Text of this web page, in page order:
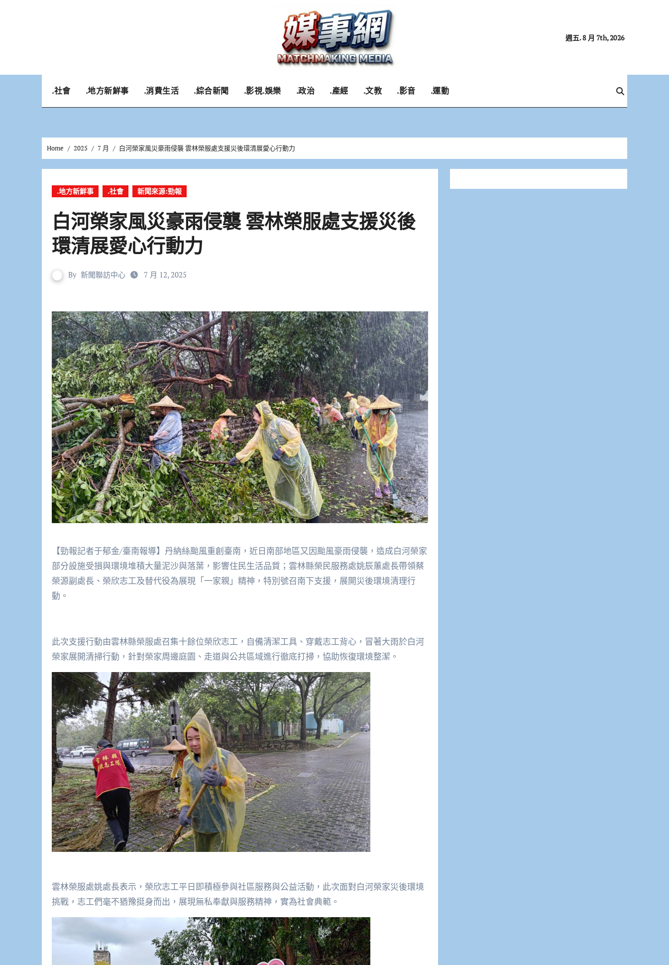
週五. 8 月 7th, 2026
.社會 .地方新鮮事 .消費生活 .綜合新聞 .影視.娛樂 .政治 .產經 .文教 .影音 .運動
Home 2025 7 月 白河榮家風災豪雨侵襲 雲林榮服處支援災後環清展愛心行動力
.地方新鮮事 .社會 新聞來源:勁報
白河榮家風災豪雨侵襲 雲林榮服處支援災後
環清展愛心行動力
By 新聞聯訪中心 7 月 12, 2025
【勁報記者于郁金/臺南報導】丹納絲颱風重創臺南，近日南部地區又因颱風豪雨侵襲，造成白河榮家
部分設施受損與環境堆積大量泥沙與落葉，影響住民生活品質；雲林縣榮民服務處姚辰蕙處長帶領蔡
榮源副處長、榮欣志工及替代役為展現「一家親」精神，特別號召南下支援，展開災後環境清理行
動。
此次支援行動由雲林縣榮服處召集十餘位榮欣志工，自備清潔工具、穿戴志工背心，冒著大雨於白河
榮家展開清掃行動，針對榮家周邊庭園、走道與公共區域進行徹底打掃，協助恢復環境整潔。
雲林榮服處姚處長表示，榮欣志工平日即積極參與社區服務與公益活動，此次面對白河榮家災後環境
挑戰，志工們毫不猶豫挺身而出，展現無私奉獻與服務精神，實為社會典範。